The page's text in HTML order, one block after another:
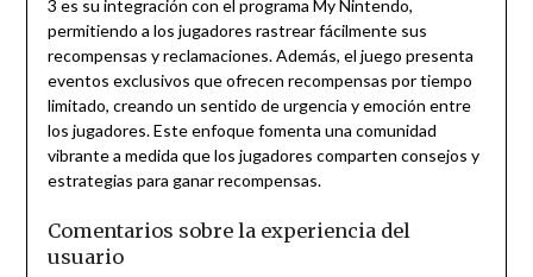
3 es su integración con el programa My Nintendo,
permitiendo a los jugadores rastrear fácilmente sus
recompensas y reclamaciones. Además, el juego presenta
eventos exclusivos que ofrecen recompensas por tiempo
limitado, creando un sentido de urgencia y emoción entre
los jugadores. Este enfoque fomenta una comunidad
vibrante a medida que los jugadores comparten consejos y
estrategias para ganar recompensas.
Comentarios sobre la experiencia del
usuario